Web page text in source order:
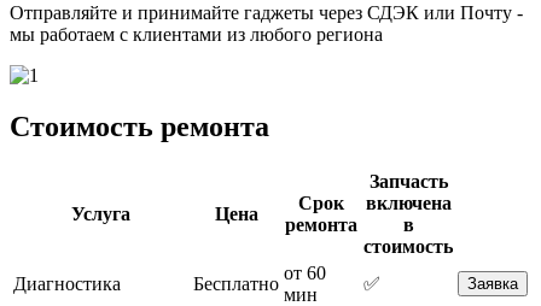
Отправляйте и принимайте гаджеты через СДЭК или Почту -
мы работаем с клиентами из любого региона
Стоимость ремонта
Услуга Цена
Срок
ремонта
Запчасть
включена
в
стоимость
Диагностика
Бесплатно
от 60
мин
✅ Заявка